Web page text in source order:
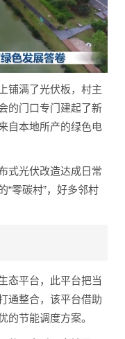
铺满了光伏板，村主
的门口专门建起了新
自本地所产的绿色电
式光伏改造达成日常
“零碳村”，好多邻村
态平台，此平台把当
通整合，该平台借助
的节能调度方案。